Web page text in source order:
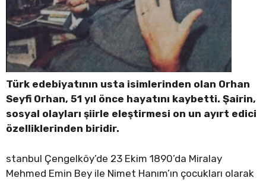
Türk edebiyatının usta isimlerinden olan Orhan
Seyfi Orhan, 51 yıl önce hayatını kaybetti. Şairin,
sosyal olayları şiirle eleştirmesi on un ayırt edici
özelliklerinden biridir.
stanbul Çengelköy’de 23 Ekim 1890’da Miralay
Mehmed Emin Bey ile Nimet Hanım’ın çocukları olarak